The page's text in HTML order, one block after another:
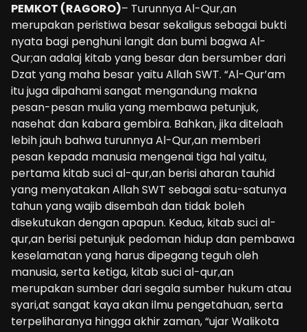
PEMKOT (RAGORO)– Turunnya Al-Qur,an
merupakan peristiwa besar sekaligus sebagai bukti
nyata bagi penghuni langit dan bumi bagwa Al-
Qur;an adalaj kitab yang besar dan bersumber dari
Dzat yang maha besar yaitu Allah SWT. “Al-Qur’am
itu juga dipahami sangat mengandung makna
pesan-pesan mulia yang membawa petunjuk,
nasehat dan kabara gembira. Bahkan, jika ditelaah
lebih jauh bahwa turunnya Al-Qur,an memberi
pesan kepada manusia mengenai tiga hal yaitu,
pertama kitab suci al-qur,an berisi aharan tauhid
yang menyatakan Allah SWT sebagai satu-satunya
tahun yang wajib disembah dan tidak boleh
disekutukan dengan apapun. Kedua, kitab suci al-
qur,an berisi petunjuk pedoman hidup dan pembawa
keselamatan yang harus dipegang teguh oleh
manusia, serta ketiga, kitab suci al-qur,an
merupakan sumber dari segala sumber hukum atau
syari,at sangat kaya akan ilmu pengetahuan, serta
terpeliharanya hingga akhir zaman, “ujar Walikota